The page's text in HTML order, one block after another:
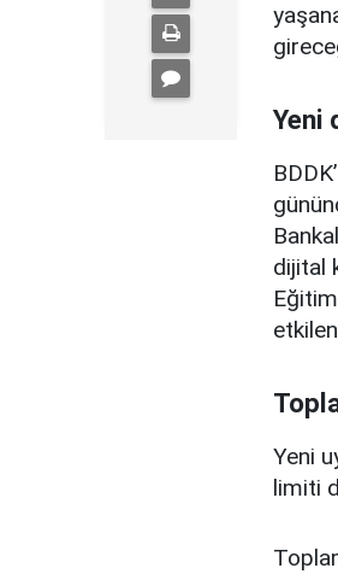
Yeni
dijital
Yeni
limiti